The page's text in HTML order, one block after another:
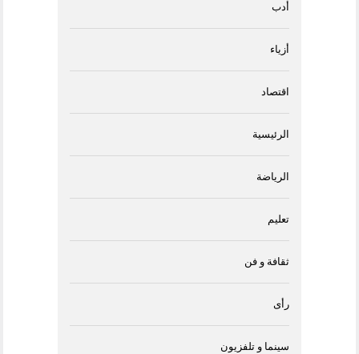
أدب
أزياء
اقتصاد
الرئيسية
الرياضة
تعليم
ثقافة و فن
رأى
سينما و تلفزيون